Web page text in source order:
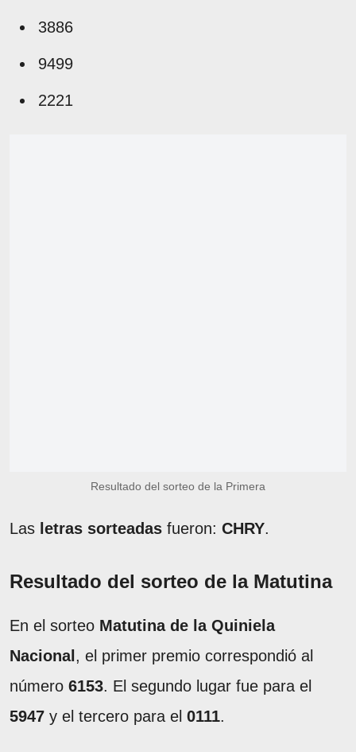
3886
9499
2221
Resultado del sorteo de la Primera
Las letras sorteadas fueron: CHRY.
Resultado del sorteo de la Matutina
En el sorteo Matutina de la Quiniela
Nacional, el primer premio correspondió al
número 6153. El segundo lugar fue para el
5947 y el tercero para el 0111.